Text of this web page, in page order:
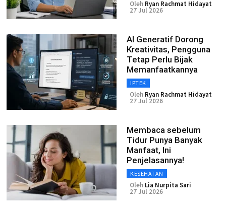
Oleh Ryan Rachmat Hidayat
27 Jul 2026
AI Generatif Dorong
Kreativitas, Pengguna
Tetap Perlu Bijak
Memanfaatkannya
IPTEK
Oleh Ryan Rachmat Hidayat
27 Jul 2026
Membaca sebelum
Tidur Punya Banyak
Manfaat, Ini
Penjelasannya!
KESEHATAN
Oleh Lia Nurpita Sari
27 Jul 2026